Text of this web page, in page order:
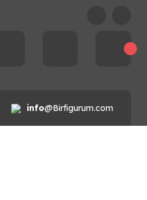
info@Birfigurum.com